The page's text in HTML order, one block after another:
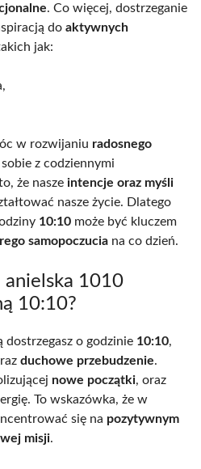
. Co więcej, dostrzeganie
do aktywnych
jak:
w rozwijaniu radosnego
z codziennymi
że nasze intencje oraz myśli
nasze życie. Dlatego
10:10 może być kluczem
samopoczucia na co dzień.
anielska 1010
10:10?
dostrzegasz o godzinie 10:10,
duchowe przebudzenie.
nowe początki, oraz
To wskazówka, że w
się na pozytywnym
misji.